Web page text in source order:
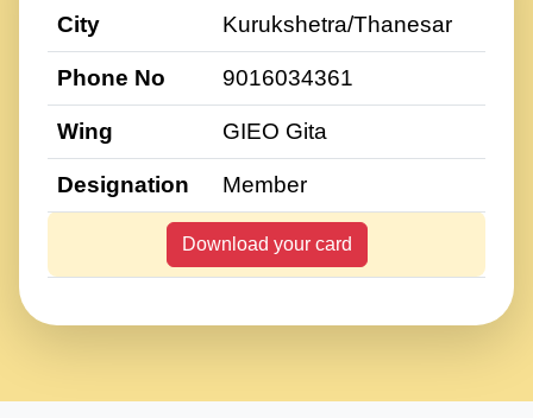
City Kurukshetra/Thanesar
Phone No 9016034361
Wing GIEO Gita
Designation Member
Download your card